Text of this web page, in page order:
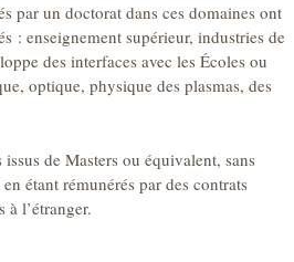
par un doctorat dans ces domaines ont
: enseignement supérieur, industries de
des interfaces avec les Écoles ou
optique, physique des plasmas, des
de Masters ou équivalent, sans
étant rémunérés par des contrats
l’étranger.